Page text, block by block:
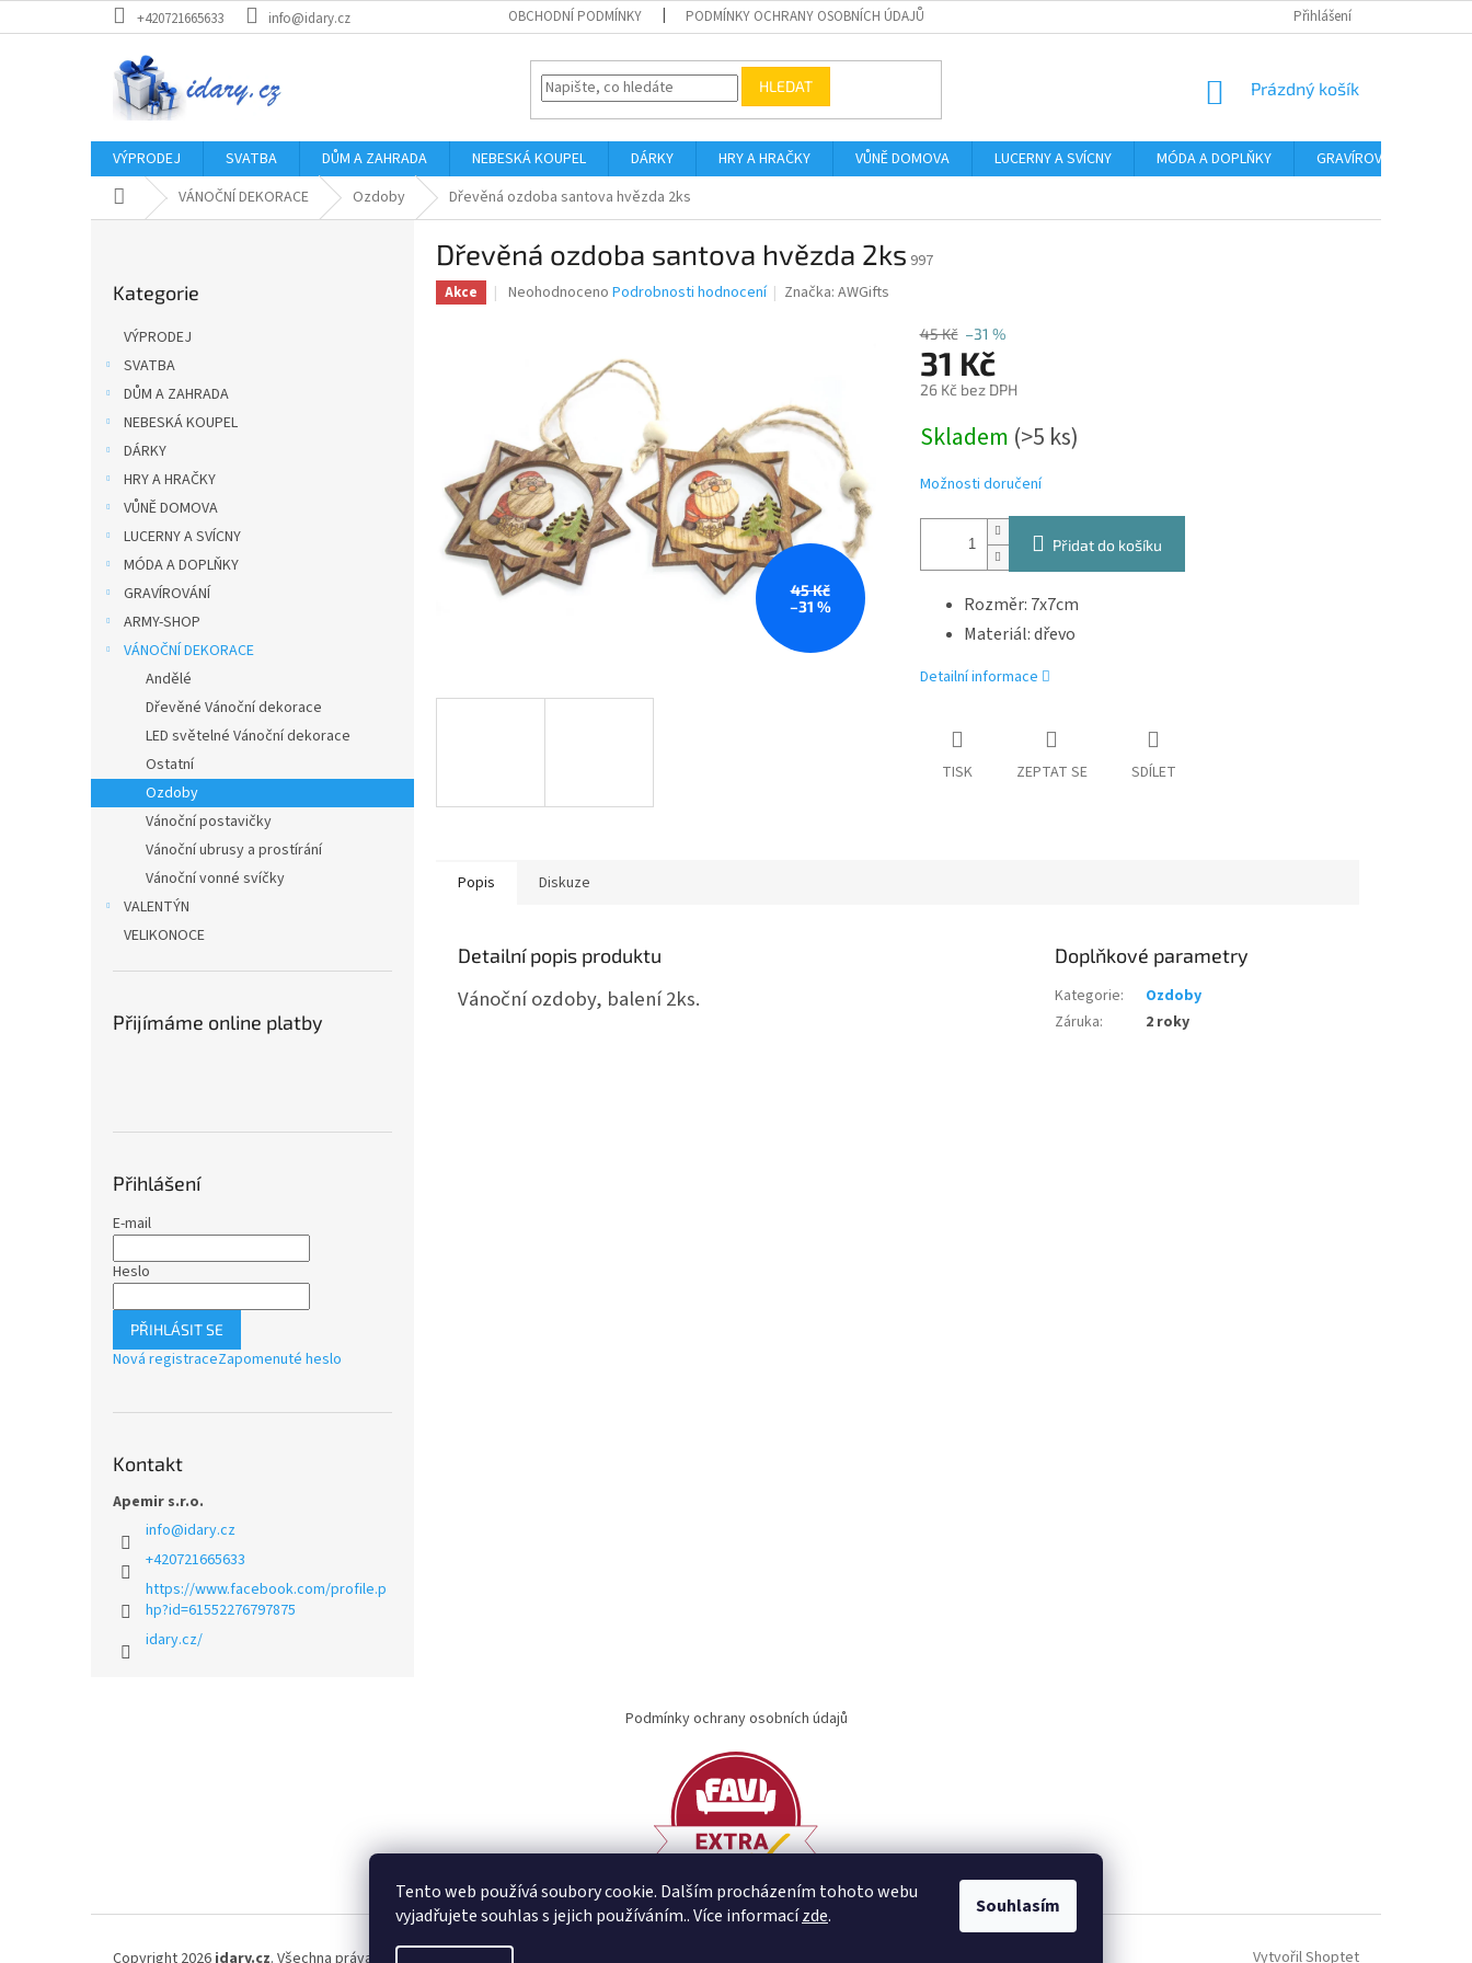
Tento web používá soubory cookie. Dalším procházením tohoto webu
vyjadřujete souhlas s jejich používáním.. Více informacízde. Souhlasím
na
+420721665633 info@idary.cz OBCHODNÍ PODMÍNKY PODMÍNKY OCHRANY OSOBNÍCH ÚDAJŮ Přihlášení
HLEDAT
NÁKUPNÍ
Prázdný košík
VÝPRODEJ SVATBA DŮM A ZAHRADA NEBESKÁ KOUPEL DÁRKY HRY A HRAČKY VŮNĚ DOMOVA LUCERNY A SVÍCNY MÓDA A DOPLŇKY GRAVÍROVÁNÍ
Domů VÁNOČNÍ DEKORACE Ozdoby Dřevěná ozdoba santova hvězda 2ks
kategorie
Kategorie
VÝPRODEJ
SVATBA
DŮM A ZAHRADA
NEBESKÁ KOUPEL
DÁRKY
HRY A HRAČKY
VŮNĚ DOMOVA
LUCERNY A SVÍCNY
MÓDA A DOPLŇKY
GRAVÍROVÁNÍ
ARMY-SHOP
VÁNOČNÍ DEKORACE
Andělé
Dřevěné Vánoční dekorace
LED světelné Vánoční dekorace
Ostatní
Ozdoby
Vánoční postavičky
Vánoční ubrusy a prostírání
Vánoční vonné svíčky
VALENTÝN
VELIKONOCE
Přijímáme online platby
Přihlášení
E-mail
Heslo
PŘIHLÁSIT SE
Nová registraceZapomenuté heslo
Kontakt
Apemir s.r.o.
info@idary.cz
+420721665633
https://www.facebook.com/profile.p
hp?id=61552276797875
idary.cz/
Dřevěná ozdoba santova hvězda 2ks 997
Akce
Průměrné
hvězdiček.
Neohodnoceno Podrobnosti hodnocení Značka:AWGifts
45 Kč
–31 %
45 Kč –31 %
31 Kč
26 Kč bez DPH
cena:
Skladem (>5 ks)
Možnosti doručení
Přidat do košíku
Rozměr: 7x7cm
Materiál: dřevo
Detailní informace
TISK ZEPTAT SE SDÍLET
Popis Diskuze
Detailní popis produktu
Vánoční ozdoby, balení 2ks.
Doplňkové parametry
Kategorie:
Ozdoby
Záruka: 2 roky
Podmínky ochrany osobních údajů
Vytvořil Shoptet
Copyright 2026 idary.cz. Všechna práva vyhrazena.